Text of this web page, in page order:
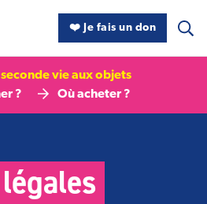
❤️ Je fais un don
seconde vie aux objets
?
Où acheter ?